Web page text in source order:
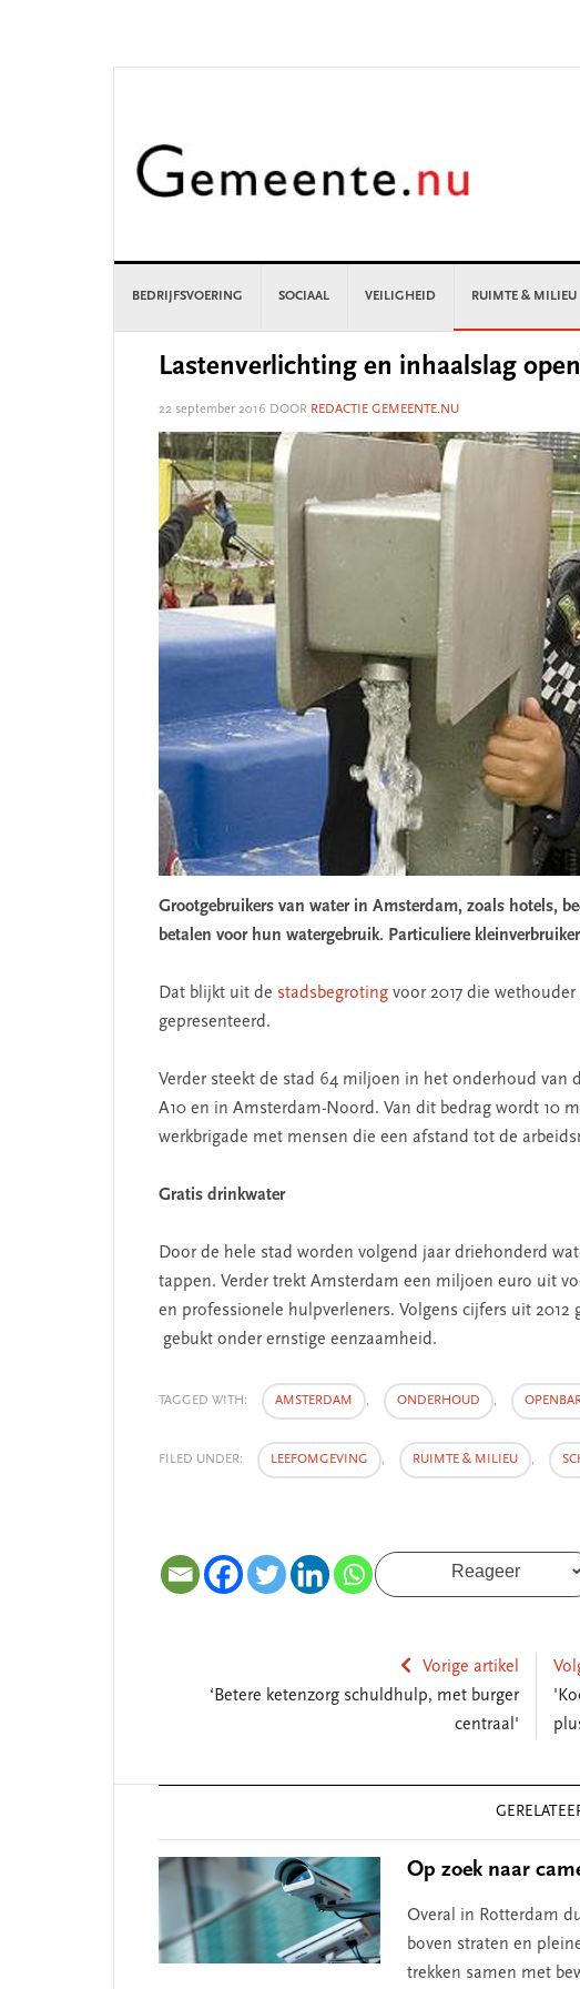
BEDRIJFSVOERING SOCIAAL VEILIGHEID RUIMTE & MILIEU
Lastenverlichting en inhaalslag
22 september 2016 DOOR REDACTIE GEMEENTE.NU
Grootgebruikers van water in Amsterdam, zoals hotels,
betalen voor hun watergebruik. Particuliere
Dat blijkt uit de stadsbegroting voor 2017 die
gepresenteerd.
Verder steekt de stad 64 miljoen in het onderhoud van
A10 en in Amsterdam-Noord. Van dit bedrag wordt 10
werkbrigade met mensen die een afstand tot de
Gratis drinkwater
Door de hele stad worden volgend jaar driehonderd
tappen. Verder trekt Amsterdam een miljoen euro uit
en professionele hulpverleners. Volgens cijfers uit
gebukt onder ernstige eenzaamheid.
TAGGED WITH: AMSTERDAM , ONDERHOUD ,
FILED UNDER: LEEFOMGEVING , RUIMTE & MILIEU ,
Reageer
Vorige artikel
‘Betere ketenzorg schuldhulp, met burger
centraal'
Op zoek naar
Overal in Rotterdam
boven straten en
trekken samen met
SEGMENT